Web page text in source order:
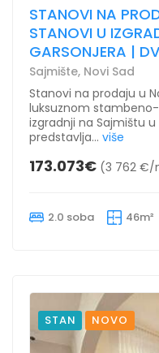
STANOVI NA
STANOVI U
GARSONJERA |
Sajmište, Novi Sad
Stanovi na prodaju u
luksuznom
izgradnji na Sajmištu
predstavlja... više
173.073€ (3 762 €/
2.0 soba 46m²
STAN NOVO